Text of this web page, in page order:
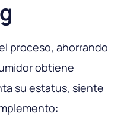
proceso, ahorrando
obtiene
su estatus, siente